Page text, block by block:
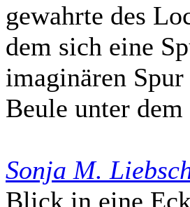
gewahrte des
dem sich eine
imaginären
Beule unter
Sonja M.
Blick in eine